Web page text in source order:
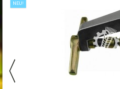
NEU!